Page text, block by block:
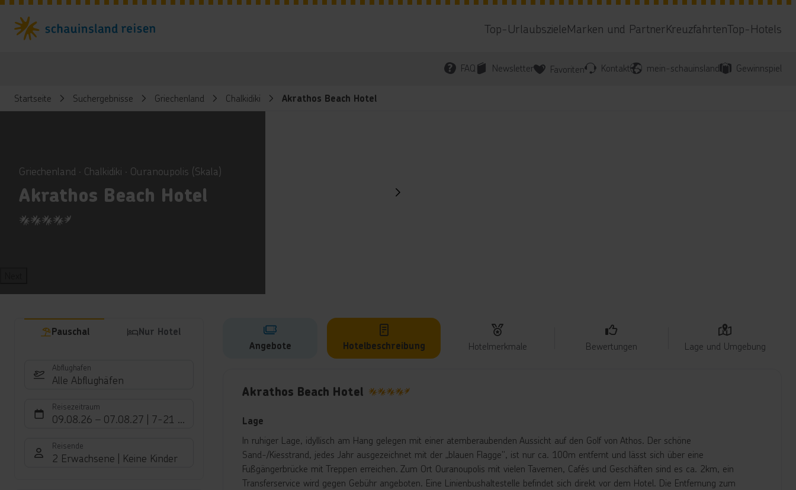
Top-UrlaubszieleMarken und PartnerKreuzfahrtenTop-Hotels
FAQ Newsletter Favoriten Kontakt mein-schauinsland Gewinnspiel
Startseite Suchergebnisse Griechenland Chalkidiki Akrathos Beach Hotel
Griechenland ∙ Chalkidiki ∙ Ouranoupolis (Skala)
Akrathos Beach Hotel
4.5
Pauschal Nur Hotel
Abflughafen
Alle Abflughäfen
Reisezeitraum
09.08.26 – 07.08.27 7-21 Nächte
Reisende
2 Erwachsene Keine Kinder
Angebote Hotelbeschreibung Hotelmerkmale Bewertungen Lage und Umgebung
Akrathos Beach Hotel
Lage
In ruhiger Lage, idyllisch am Hang gelegen mit einer atemberaubenden Aussicht auf den Golf von Athos. Der schöne
Sand-/Kiesstrand, jedes Jahr ausgezeichnet mit der „blauen Flagge", ist nur ca. 100m entfernt und lässt sich über eine
Fußgängerbrücke mit Treppen erreichen. Zum Ort Ouranoupolis mit vielen Tavernen, Cafés und Geschäften sind es ca. 2km, ein
Transferservice wird gegen Gebühr angeboten. Eine Linienbushaltestelle befindet sich direkt vor dem Hotel. Die Entfernung zum